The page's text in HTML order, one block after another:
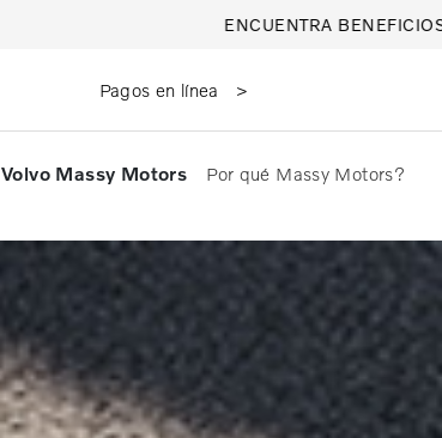
ENCUENTRA
Pagos en línea
Volvo Massy Motors Por qué Massy Motors?